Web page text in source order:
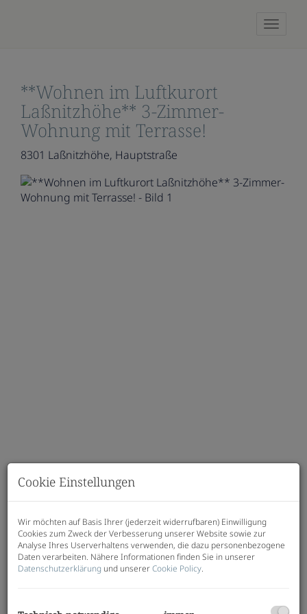
**Wohnen im Luftkurort
Laßnitzhöhe** 3-Zimmer-
Wohnung mit Terrasse!
8301 Laßnitzhöhe, Hauptstraße
Hang zur Sonne – Exklusive
Eigentumswohnungen in Laßnitzhöhe
mit Balkonen, Terrassen
Cookie Einstellungen
Wir möchten auf Basis Ihrer (jederzeit widerrufbaren) Einwilligung
Cookies zum Zweck der Verbesserung unserer Website sowie zur
Analyse Ihres Userverhaltens verwenden, die dazu personenbezogene
Daten verarbeiten. Nähere Informationen finden Sie in unserer
Datenschutzerklärung und unsererCookie Policy.